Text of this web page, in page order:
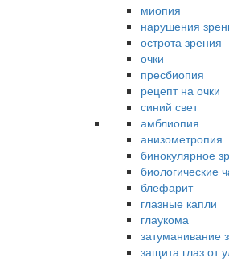
миопия
нарушения
острота зрения
очки
пресбиопия
рецепт на очки
синий свет
амблиопия
анизометропия
бинокулярное
биологические
блефарит
глазные капли
глаукома
затуманивание
защита глаз от